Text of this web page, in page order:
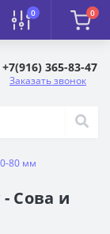
0 0
+7(916) 365-83-47
Заказать звонок
80 мм
Сова и